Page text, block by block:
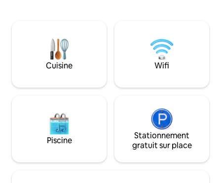
famille, pouvant
5 personnes, il
Santorin avec
emplacement
Cuisine Wifi
Piscine
Stationnement
gratuit sur place